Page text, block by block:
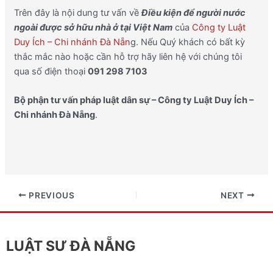
Trên đây là nội dung tư vấn vềĐiều kiện để người nước
ngoài được sở hữu nhà ở tại Việt Namcủa Công ty Luật
Duy Ích – Chi nhánh Đà Nẵng. Nếu Quý khách có bất kỳ
thắc mắc nào hoặc cần hỗ trợ hãy liên hệ với chúng tôi
qua số điện thoại 091 298 7103
Bộ phận tư vấn pháp luật dân sự – Công ty Luật Duy Ích –
Chi nhánh Đà Nẵng.
PREVIOUS NEXT
LUẬT SƯ ĐÀ NẴNG